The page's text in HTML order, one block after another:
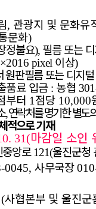
, 관광지 및 문화유
문화)
정불요), 필름 또는
pixel 이상)
원판필름 또는 디지
품료 입금 : 농협
부터 1 점당 10,000
,연락처를 명기한 별도
적으로 기재
31(마감일 소인
앙로121(울진군청
0045, 사무국장
(사협본부 및 울진군